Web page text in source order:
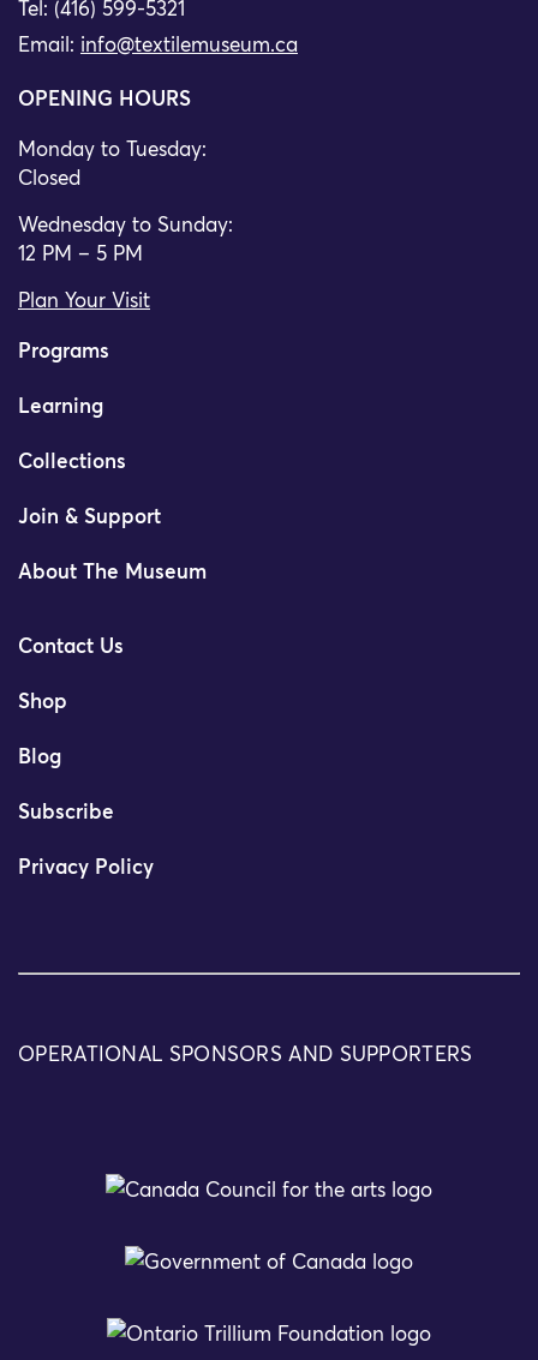
Tel: (416) 599-5321
Email: info@textilemuseum.ca
OPENING HOURS
Monday to Tuesday:
Closed
Wednesday to Sunday:
12 PM – 5 PM
Plan Your Visit
Programs
Learning
Collections
Join & Support
About The Museum
Contact Us
Shop
Blog
Subscribe
Privacy Policy
OPERATIONAL SPONSORS AND SUPPORTERS